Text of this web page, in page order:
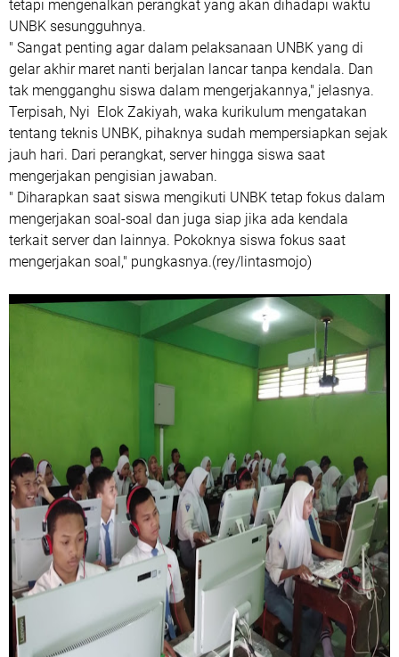
tetapi mengenalkan perangkat yang akan dihadapi waktu
UNBK sesungguhnya.
" Sangat penting agar dalam pelaksanaan UNBK yang di
gelar akhir maret nanti berjalan lancar tanpa kendala. Dan
tak mengganghu siswa dalam mengerjakannya," jelasnya.
Terpisah, Nyi Elok Zakiyah, waka kurikulum mengatakan
tentang teknis UNBK, pihaknya sudah mempersiapkan sejak
jauh hari. Dari perangkat, server hingga siswa saat
mengerjakan pengisian jawaban.
" Diharapkan saat siswa mengikuti UNBK tetap fokus dalam
mengerjakan soal-soal dan juga siap jika ada kendala
terkait server dan lainnya. Pokoknya siswa fokus saat
mengerjakan soal," pungkasnya.(rey/lintasmojo)